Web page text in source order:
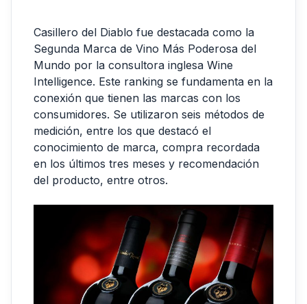
Casillero del Diablo fue destacada como la
Segunda Marca de Vino Más Poderosa del
Mundo por la consultora inglesa Wine
Intelligence. Este ranking se fundamenta en la
conexión que tienen las marcas con los
consumidores. Se utilizaron seis métodos de
medición, entre los que destacó el
conocimiento de marca, compra recordada
en los últimos tres meses y recomendación
del producto, entre otros.